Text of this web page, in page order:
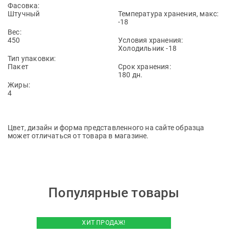
Фасовка:
Штучный
Вес:
450
Тип упаковки:
Пакет
Жиры:
4
Температура хранения, макс:
-18
Условия хранения:
Холодильник -18
Срок хранения:
180 дн.
Цвет, дизайн и форма представленного на сайте образца
может отличаться от товара в магазине.
Популярные товары
ХИТ ПРОДАЖ!